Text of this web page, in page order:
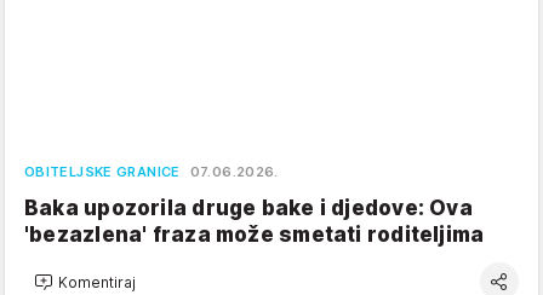
OBITELJSKE GRANICE 07.06.2026.
Baka upozorila druge bake i djedove: Ova
'bezazlena' fraza može smetati roditeljima
Komentiraj